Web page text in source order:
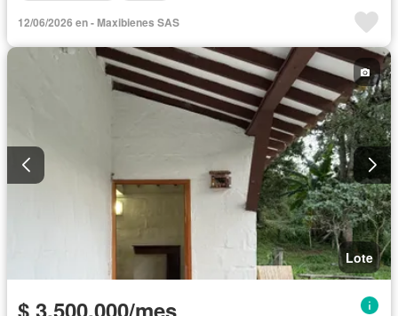
12/06/2026 en - Maxibienes SAS
Lote
$ 3.500.000/mes